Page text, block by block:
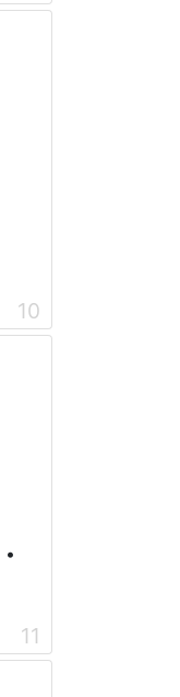
10
•
11